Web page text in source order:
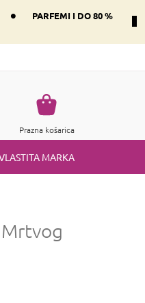
•
PARFEMI I DO 80 %
Košarica
Prazna košarica
MARKA
Mrtvog